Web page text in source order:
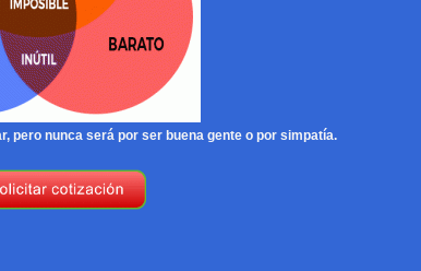
pero nunca será por ser buena gente o por simpatía.